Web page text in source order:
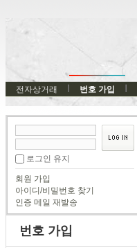
전자상거래 번호 가입
로그인 유지
회원 가입
아이디/비밀번호 찾기
인증 메일 재발송
번호 가입